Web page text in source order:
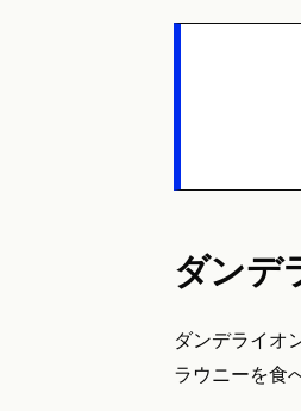
ダンデ
ダンデライオ
ラウニーを食